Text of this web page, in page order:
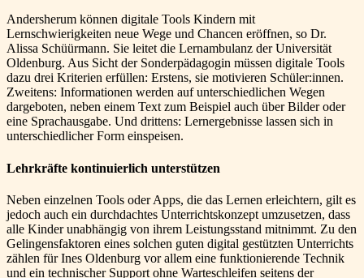
Andersherum können digitale Tools Kindern mit
Lernschwierigkeiten neue Wege und Chancen eröffnen, so Dr.
Alissa Schüürmann. Sie leitet die Lernambulanz der Universität
Oldenburg. Aus Sicht der Sonderpädagogin müssen digitale Tools
dazu drei Kriterien erfüllen: Erstens, sie motivieren Schüler:innen.
Zweitens: Informationen werden auf unterschiedlichen Wegen
dargeboten, neben einem Text zum Beispiel auch über Bilder oder
eine Sprachausgabe. Und drittens: Lernergebnisse lassen sich in
unterschiedlicher Form einspeisen.
Lehrkräfte kontinuierlich unterstützen
Neben einzelnen Tools oder Apps, die das Lernen erleichtern, gilt es
jedoch auch ein durchdachtes Unterrichtskonzept umzusetzen, dass
alle Kinder unabhängig von ihrem Leistungsstand mitnimmt. Zu den
Gelingensfaktoren eines solchen guten digital gestützten Unterrichts
zählen für Ines Oldenburg vor allem eine funktionierende Technik
und ein technischer Support ohne Warteschleifen seitens der